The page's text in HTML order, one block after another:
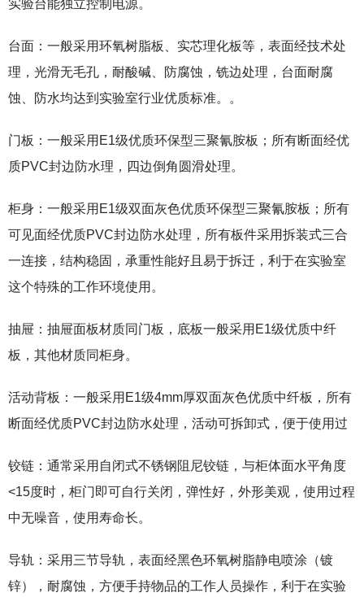
实验台能独立控制电源。
台面：一般采用环氧树脂板、实芯理化板等，表面经技术处
理，光滑无毛孔，耐酸碱、防腐蚀，铣边处理，台面耐腐
蚀、防水均达到实验室行业优质标准。。
门板：一般采用E1级优质环保型三聚氰胺板；所有断面经优
质PVC封边防水理，四边倒角圆滑处理。
柜身：一般采用E1级双面灰色优质环保型三聚氰胺板；所有
可见面经优质PVC封边防水处理，所有板件采用拆装式三合
一连接，结构稳固，承重性能好且易于拆迁，利于在实验室
这个特殊的工作环境使用。
抽屉：抽屉面板材质同门板，底板一般采用E1级优质中纤
板，其他材质同柜身。
活动背板：一般采用E1级4mm厚双面灰色优质中纤板，所有
断面经优质PVC封边防水处理，活动可拆卸式，便于使用过
铰链：通常采用自闭式不锈钢阻尼铰链，与柜体面水平角度
<15度时，柜门即可自行关闭，弹性好，外形美观，使用过程
中无噪音，使用寿命长。
导轨：采用三节导轨，表面经黑色环氧树脂静电喷涂（镀
锌），耐腐蚀，方便手持物品的工作人员操作，利于在实验